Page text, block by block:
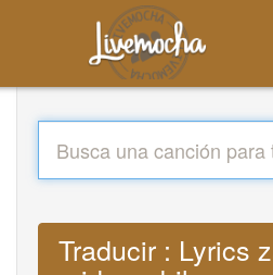
Traducir : Lyrics